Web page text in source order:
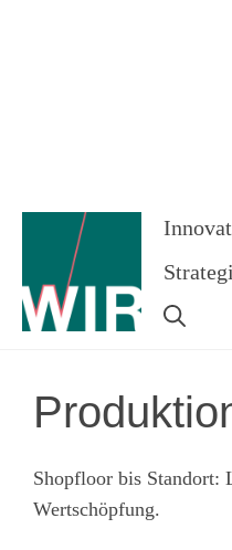
Shopfloor bis Standort:
Wertschöpfung.